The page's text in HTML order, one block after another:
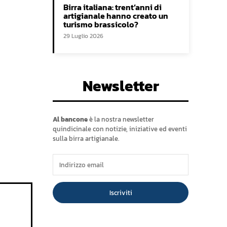
Birra italiana: trent’anni di
artigianale hanno creato un
turismo brassicolo?
29 Luglio 2026
Newsletter
Al banconeè la nostra newsletter
quindicinale con notizie, iniziative ed eventi
sulla birra artigianale.
Iscriviti